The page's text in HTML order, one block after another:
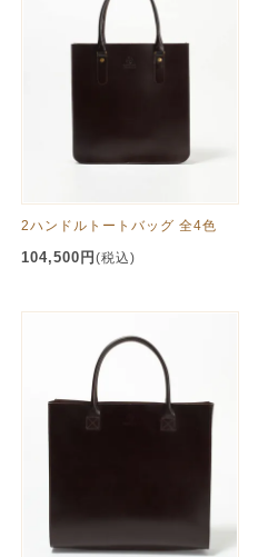
2ハンドルトートバッグ 全4色
104,500円(税込)